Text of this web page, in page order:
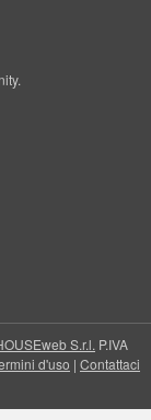
S.r.l. P.IVA
d'uso | Contattaci